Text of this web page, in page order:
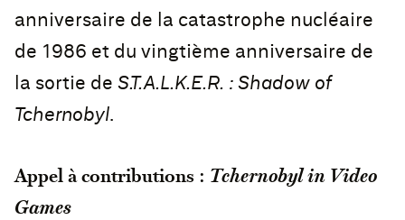
anniversaire de la catastrophe nucléaire
de 1986 et du vingtième anniversaire de
la sortie de S.T.A.L.K.E.R. : Shadow of
Tchernobyl.
Appel à contributions : Tchernobyl in Video
Games